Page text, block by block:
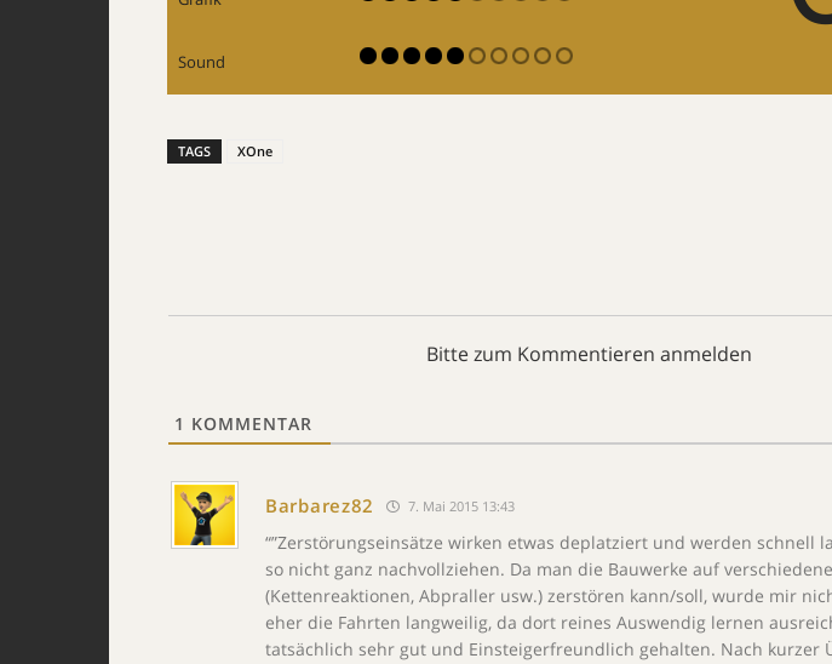
Sound
TAGS XOne
Bitte zum Kommentieren anmelden
1 KOMMENTAR
Barbarez82 7. Mai 2015 13:43
“”Zerstörungseinsätze wirken etwas deplatziert und werden schnell
so nicht ganz nachvollziehen. Da man die Bauwerke auf
(Kettenreaktionen, Abpraller usw.) zerstören kann/soll, wurde mir
eher die Fahrten langweilig, da dort reines Auswendig lernen
tatsächlich sehr gut und Einsteigerfreundlich gehalten. Nach kurzer